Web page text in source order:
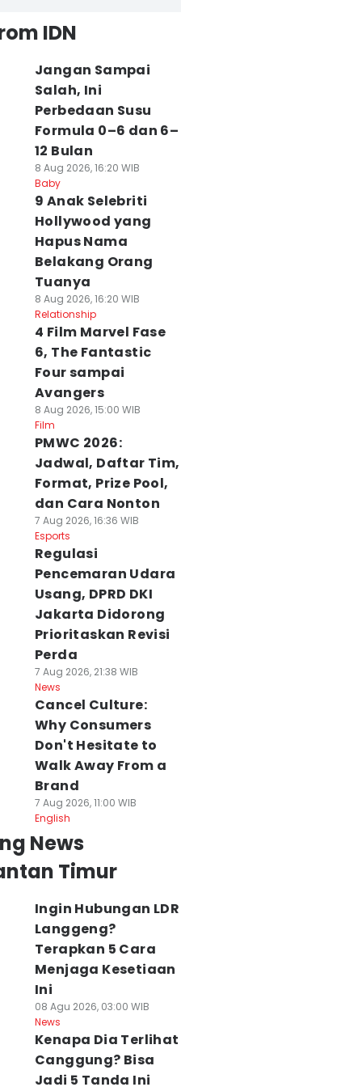
IDN
Jangan Sampai
Salah, Ini
Perbedaan Susu
Formula 0–6 dan 6–
12 Bulan
8 Aug 2026, 16:20 WIB
Baby
9 Anak Selebriti
Hollywood yang
Hapus Nama
Belakang Orang
Tuanya
8 Aug 2026, 16:20 WIB
Relationship
4 Film Marvel Fase
6, The Fantastic
Four sampai
Avangers
8 Aug 2026, 15:00 WIB
Film
PMWC 2026:
Jadwal, Daftar Tim,
Format, Prize Pool,
dan Cara Nonton
7 Aug 2026, 16:36 WIB
Esports
Regulasi
Pencemaran Udara
Usang, DPRD DKI
Jakarta Didorong
Prioritaskan Revisi
Perda
7 Aug 2026, 21:38 WIB
News
Cancel Culture:
Why Consumers
Don't Hesitate to
Walk Away From a
Brand
7 Aug 2026, 11:00 WIB
English
News
Timur
Ingin Hubungan LDR
Langgeng?
Terapkan 5 Cara
Menjaga Kesetiaan
Ini
08 Agu 2026, 03:00 WIB
News
Kenapa Dia Terlihat
Canggung? Bisa
Jadi 5 Tanda Ini